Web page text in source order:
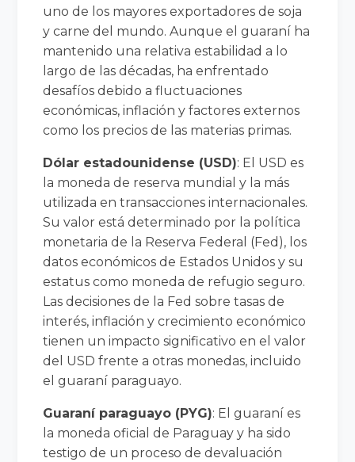
uno de los mayores exportadores de soja
y carne del mundo. Aunque el guaraní ha
mantenido una relativa estabilidad a lo
largo de las décadas, ha enfrentado
desafíos debido a fluctuaciones
económicas, inflación y factores externos
como los precios de las materias primas.
Dólar estadounidense (USD): El USD es
la moneda de reserva mundial y la más
utilizada en transacciones internacionales.
Su valor está determinado por la política
monetaria de la Reserva Federal (Fed), los
datos económicos de Estados Unidos y su
estatus como moneda de refugio seguro.
Las decisiones de la Fed sobre tasas de
interés, inflación y crecimiento económico
tienen un impacto significativo en el valor
del USD frente a otras monedas, incluido
el guaraní paraguayo.
Guaraní paraguayo (PYG): El guaraní es
la moneda oficial de Paraguay y ha sido
testigo de un proceso de devaluación